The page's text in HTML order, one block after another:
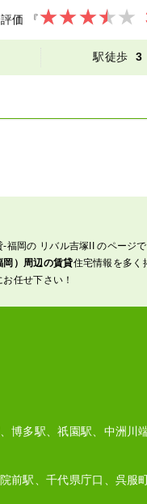
価 『
駅徒歩 3
福岡の リバル吉塚II のページで
岡）周辺の賃貸住宅情報を多く
任せ下さい！
博多駅、祇園駅、中洲川
前駅、千代県庁口、呉服